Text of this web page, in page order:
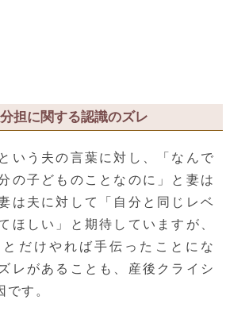
担に関する認識のズレ
いう夫の言葉に対し、「なんで
の子どものことなのに」と妻は
は夫に対して「自分と同じレベ
ほしい」と期待していますが、
だけやれば手伝ったことにな
レがあることも、産後クライシ
です。